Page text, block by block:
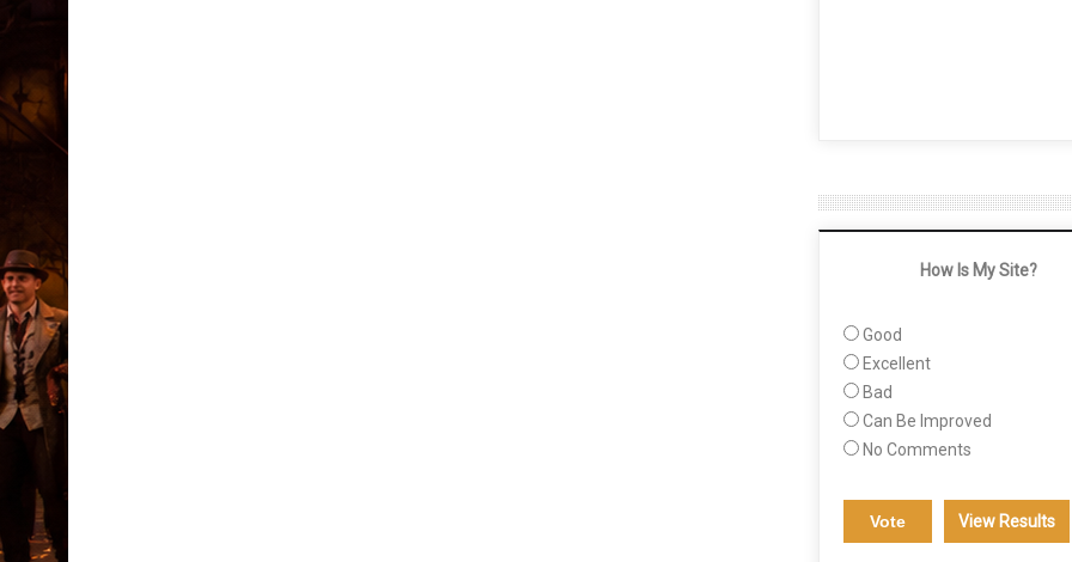
How Is My Site?
Good
Excellent
Bad
Can Be Improved
No Comments
View Results